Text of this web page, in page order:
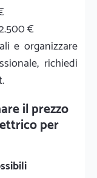
€
e organizzare
richiedi
il prezzo
per